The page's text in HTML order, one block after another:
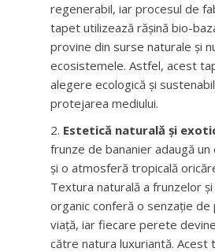
regenerabil, iar procesul de
tapet utilizează rășină bio-
provine din surse naturale și
ecosistemele. Astfel, acest
alegere ecologică și
protejarea mediului.
Estetică naturală și
frunze de bananier adaugă un
și o atmosferă tropicală
Textura naturală a frunzelor
organic conferă o senzație de
viață, iar fiecare perete
către natura luxuriantă.